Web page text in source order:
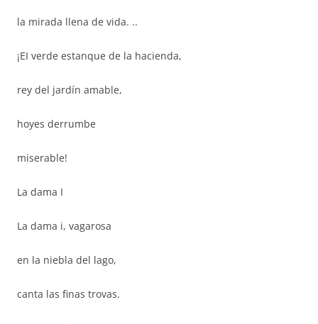
la mirada llena de vida. ..
¡EI verde estanque de la hacienda,
rey del jardín amable,
hoyes derrumbe
miserable!
La dama I
La dama i, vagarosa
en la niebla del lago,
canta las finas trovas.